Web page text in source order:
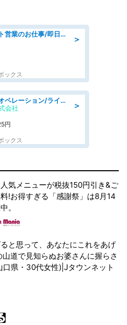
＞
営業/商社でのルート営業のお仕事/即日勤務可/車通勤可/営業
ックス
＞
製造スタッフ/機械オペレーション/ライン作業 製造業が初めての方/日野工業団地勤務/昼食無料
会社
円
ックス
人気メニューが税抜150円引き&ご
!お得すぎる「感謝祭」は8月14
。
ると思って、あなたにこれをあげ
山道で見知らぬお婆さんに握らさ
口県・30代女性)|Jタウンネット